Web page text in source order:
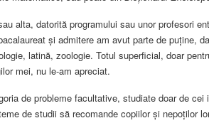
alta, datorită programului sau unor profesori
și admitere am avut parte de puține,
latină, zoologie. Totul superficial, doar
mei, nu le-am apreciat.
de probleme facultative, studiate doar de cei
de studii să recomande copiilor și nepoților